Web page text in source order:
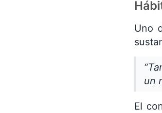
Uno
un
El